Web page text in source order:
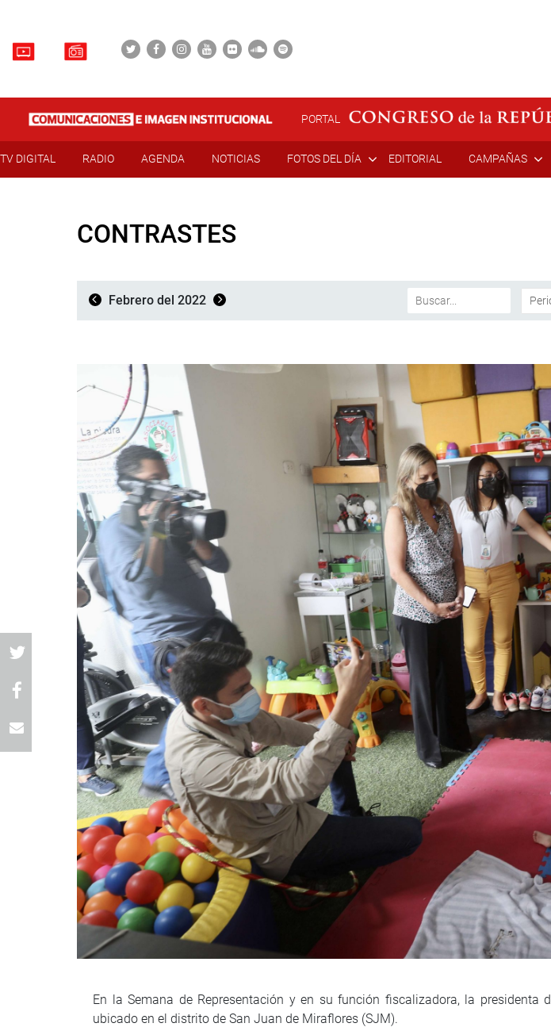
PORTAL
TV DIGITAL RADIO AGENDA NOTICIAS FOTOS DEL DÍA EDITORIAL CAMPAÑAS
CONTRASTES
Febrero del 2022
En la Semana de Representación y en su función fiscalizadora, la presidenta
ubicado en el distrito de San Juan de Miraflores (SJM).